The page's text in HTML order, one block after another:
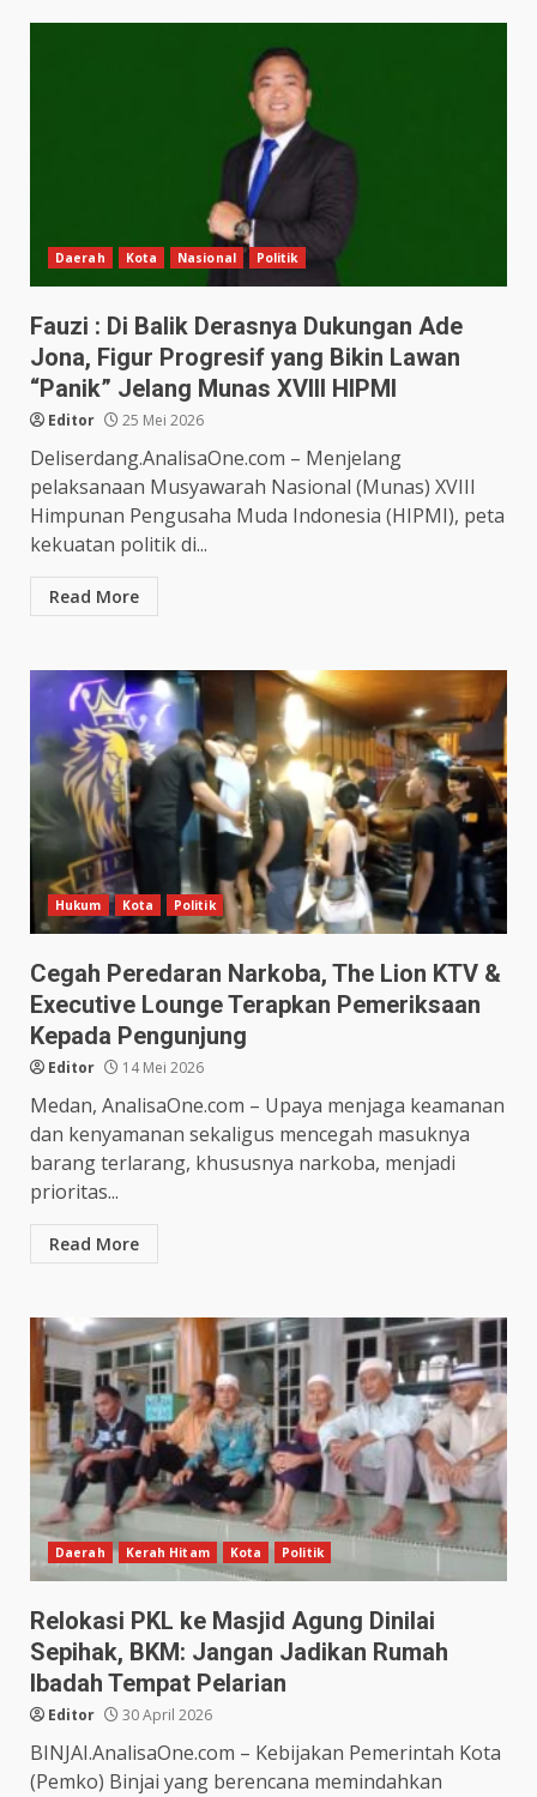
Daerah Kota Nasional Politik
Fauzi : Di Balik Derasnya Dukungan Ade
Jona, Figur Progresif yang Bikin Lawan
“Panik” Jelang Munas XVIII HIPMI
Editor 25 Mei 2026
Deliserdang.AnalisaOne.com – Menjelang
pelaksanaan Musyawarah Nasional (Munas) XVIII
Himpunan Pengusaha Muda Indonesia (HIPMI), peta
kekuatan politik di...
Read More
Hukum Kota Politik
Cegah Peredaran Narkoba, The Lion KTV &
Executive Lounge Terapkan Pemeriksaan
Kepada Pengunjung
Editor 14 Mei 2026
Medan, AnalisaOne.com – Upaya menjaga keamanan
dan kenyamanan sekaligus mencegah masuknya
barang terlarang, khususnya narkoba, menjadi
prioritas...
Read More
Daerah Kerah Hitam Kota Politik
Relokasi PKL ke Masjid Agung Dinilai
Sepihak, BKM: Jangan Jadikan Rumah
Ibadah Tempat Pelarian
Editor 30 April 2026
BINJAI.AnalisaOne.com – Kebijakan Pemerintah Kota
(Pemko) Binjai yang berencana memindahkan